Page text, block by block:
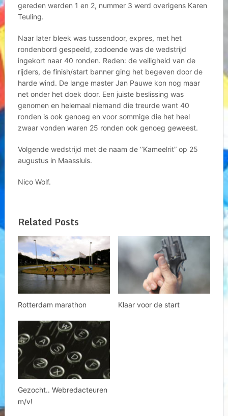
gereden werden 1 en 2, nummer 3 werd overigens Karen
Teuling.
Naar later bleek was tussendoor, expres, met het
rondenbord gespeeld, zodoende was de wedstrijd
ingekort naar 40 ronden. Reden: de veiligheid van de
rijders, de finish/start banner ging het begeven door de
harde wind. De lange master Jan Pauwe kon nog maar
net onder het doek door. Een juiste beslissing was
genomen en helemaal niemand die treurde want 40
ronden is ook genoeg en voor sommige die het heel
zwaar vonden waren 25 ronden ook genoeg geweest.
Volgende wedstrijd met de naam de ‘’Kameelrit” op 25
augustus in Maassluis.
Nico Wolf.
Related Posts
Rotterdam marathon Klaar voor de start
Gezocht.. Webredacteuren
m/v!